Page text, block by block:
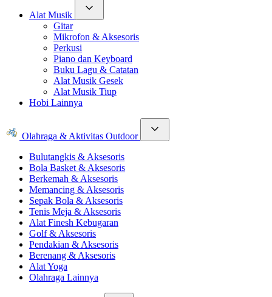
Alat Musik
Gitar
Mikrofon & Aksesoris
Perkusi
Piano dan Keyboard
Buku Lagu & Catatan
Alat Musik Gesek
Alat Musik Tiup
Hobi Lainnya
Olahraga & Aktivitas Outdoor
Bulutangkis & Aksesoris
Bola Basket & Aksesoris
Berkemah & Aksesoris
Memancing & Aksesoris
Sepak Bola & Aksesoris
Tenis Meja & Aksesoris
Alat Finesh Kebugaran
Golf & Aksesoris
Pendakian & Aksesoris
Berenang & Aksesoris
Alat Yoga
Olahraga Lainnya